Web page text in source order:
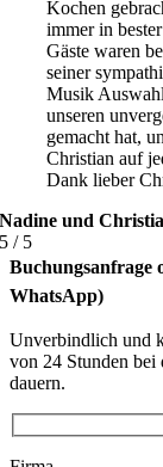
Kochen
immer in
Gäste waren
seiner
Musik
unseren
gemacht hat,
Christian auf
Dank lieber
Nadine und
5 / 5
Buchungsanfrage
WhatsApp)
Unverbindlich und
von 24 Stunden bei
dauern.